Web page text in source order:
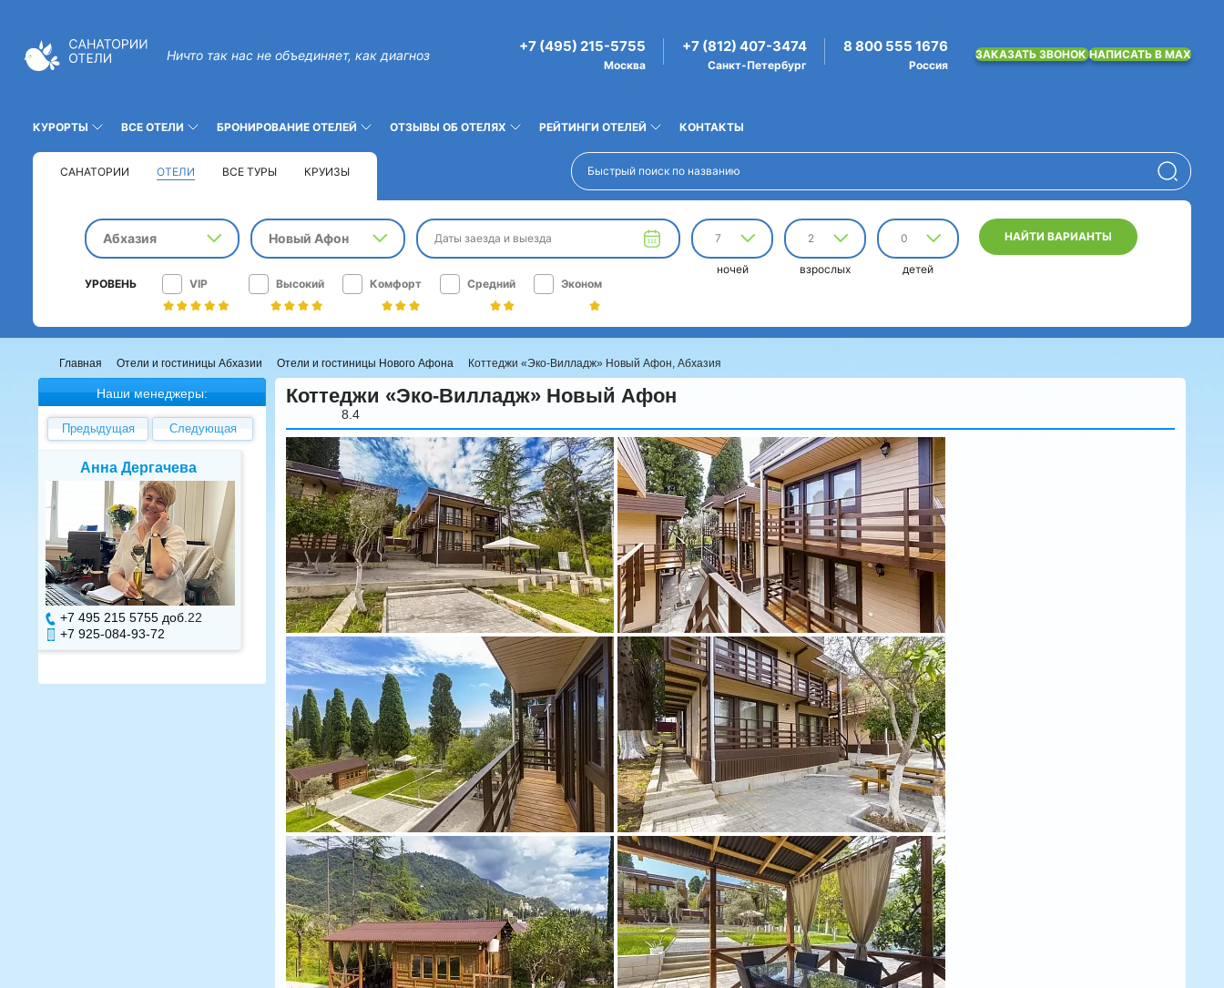
Ничто так нас не объединяет, как диагноз
+7 (495) 215-5755
Москва
+7 (812) 407-3474
Санкт-Петербург
8 800 555 1676
Россия
ЗАКАЗАТЬ ЗВОНОКНАПИСАТЬ В MAX
КУРОРТЫ ВСЕ ОТЕЛИ БРОНИРОВАНИЕ ОТЕЛЕЙ ОТЗЫВЫ ОБ ОТЕЛЯХ РЕЙТИНГИ ОТЕЛЕЙ КОНТАКТЫ
САНАТОРИИ ОТЕЛИ ВСЕ ТУРЫ КРУИЗЫ
Абхазия Новый Афон Даты заезда и выезда 7
ночей
2
взрослых
0
детей
НАЙТИ ВАРИАНТЫ
УРОВЕНЬ VIP Высокий Комфорт Средний Эконом
Главная Отели и гостиницы Абхазии Отели и гостиницы Нового Афона Коттеджи «Эко-Вилладж» Новый Афон, Абхазия
Наши менеджеры:
Предыдущая Следующая
Елена Валуева
+7 495 215 5755 доб.7
+7 925-084-93-71
Светлана Гарбузова
+7 495 215 5755 доб.2
+7 925-084-93-70
Александр
+7 495 215 5755 доб.5
+7 925-903-05-93
Коттеджи «Эко-Вилладж» Новый Афон
8.4